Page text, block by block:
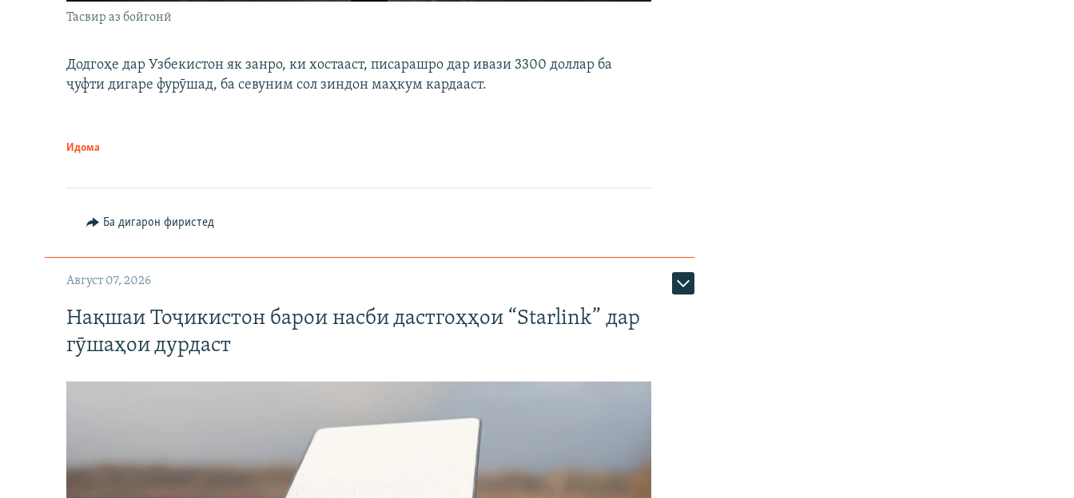
Тасвир аз бойгонӣ
Додгоҳе дар Узбекистон як занро, ки хостааст, писарашро дар ивази 3300 доллар ба
ҷуфти дигаре фурӯшад, ба севуним сол зиндон маҳкум кардааст.
Идома
Ба дигарон фиристед
Август 07, 2026
Нақшаи Тоҷикистон барои насби дастгоҳҳои “Starlink” дар
гӯшаҳои дурдаст